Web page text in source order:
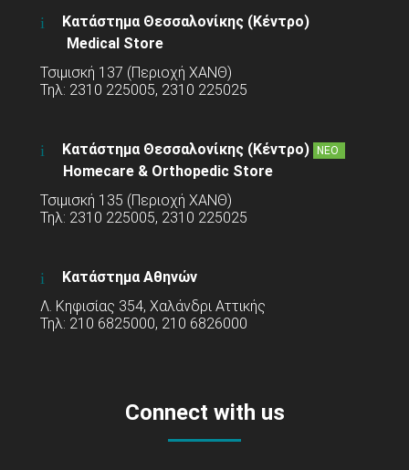
Κατάστημα Θεσσαλονίκης (Κέντρο)
Medical Store
Τσιμισκή 137 (Περιοχή ΧΑΝΘ)
Τηλ: 2310 225005, 2310 225025
Κατάστημα Θεσσαλονίκης (Κέντρο) ΝΕΟ
Homecare & Orthopedic Store
Τσιμισκή 135 (Περιοχή ΧΑΝΘ)
Τηλ: 2310 225005, 2310 225025
Κατάστημα Αθηνών
Λ. Κηφισίας 354, Χαλάνδρι Αττικής
Τηλ: 210 6825000, 210 6826000
Connect with us